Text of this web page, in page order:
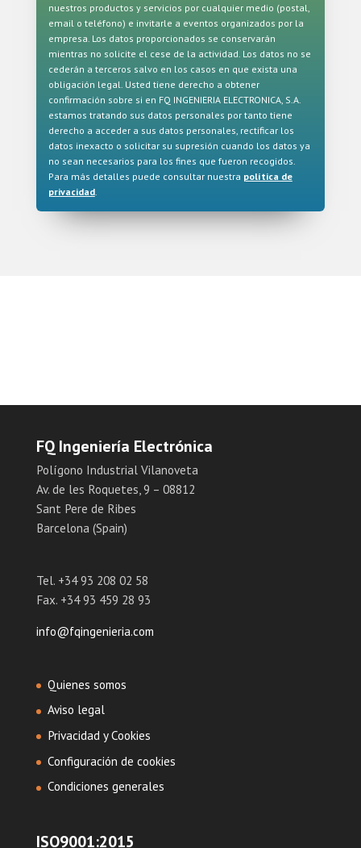
nuestros productos y servicios por cualquier medio (postal,
email o teléfono) e invitarle a eventos organizados por la
empresa. Los datos proporcionados se conservarán
mientras no solicite el cese de la actividad. Los datos no se
cederán a terceros salvo en los casos en que exista una
obligación legal. Usted tiene derecho a obtener
confirmación sobre si en FQ INGENIERIA ELECTRONICA, S.A.
estamos tratando sus datos personales por tanto tiene
derecho a acceder a sus datos personales, rectificar los
datos inexacto o solicitar su supresión cuando los datos ya
no sean necesarios para los fines que fueron recogidos.
Para más detalles puede consultar nuestra política de
privacidad.
FQ Ingeniería Electrónica
Polígono Industrial Vilanoveta
Av. de les Roquetes, 9 – 08812
Sant Pere de Ribes
Barcelona (Spain)
Tel. +34 93 208 02 58
Fax. +34 93 459 28 93
info@fqingenieria.com
Quienes somos
Aviso legal
Privacidad y Cookies
Configuración de cookies
Condiciones generales
ISO9001:2015